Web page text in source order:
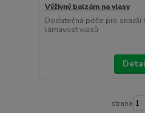
Výživný balzám na vlasy
Dodatečná péče pro snazší
lámavost vlasů
strana